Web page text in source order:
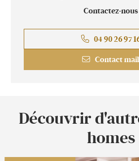
Contactez-nous
04 90 26 97
Contact mail
Découvrir
homes